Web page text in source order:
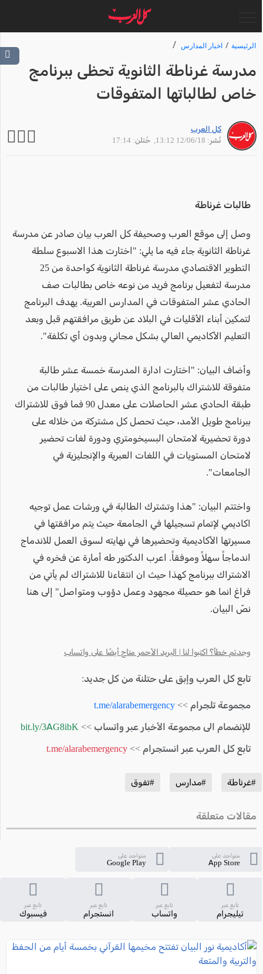
الرئيسية اخبار المدارس
مدرسة غرناطة الثانوية تحظى ببرنامج
خاص لطالباتها المتفوقات
كل العرب
نُشر: 12/06/18 13:12
, حُتلن: 17:14
طالبات غرناطة
وصل إلى موقع العرب وصحيفة كل العرب بيان صادر عن مدرسة
غرناطة الثانوية جاء فيه ما يلي: "اختارت هذا الاسبوع سلطة
التطوير الاقتصادي مدرسة غرناطة الثانوية كواحدة من 25
مدرسة لتفعيل برنامج فريد من نوعه خاص بطالبات صف
الحادي عشر المتفوقات في المدارس العربية. يهدف البرنامج
لتمكين أبناء الأقليات في البلاد عن طريق مرافقتهم قبل وبعد
التعليم الأكاديمي العالي بشكل مجاني وبدون أي تكلفة".
وأضاف البيان: "اختارت ادارة المدرسة خمسة عشر طالبة
متفوقة للاشتراك بالبرنامج الذي ينص على اختيار طالبات من
طبقة الحادي عشر الحاصلات على معدل 90 فما فوق للاشتراك
ببرنامج طويل الأمد، حيث تحصل كل مشتركة من خلاله على
دورة تحضيرية لامتحان البسيخومتري ودورة لغات تحضير
لامتحان المستويات في اللغات العبرية والإنجليزية في
الجامعات".
واختتم البيان: "هذا وتشترك الطالبة في ورشات عمل توجيه
اكاديمي لإتمام تسجيلها في الجامعة حيث يتم مرافقتها في
مسيرتها الأكاديمية وتحضيرها في نهايته لسوق العمل للاندماج
اندماجاً سهلاً وموفقاً. اعرب الدكتور طه أمارة عن فخره في
الاشتراك ببرنامج كهذا حيث ان انتقاءنا للاشتراك لم يأتي من
فراغ انما هو حصيلة مجهود وعمل دؤوب ومتواصل" إلى هنا
نصّ البيان.
وجدتم خطأ؟ اكتبوا لنا | البريد الأحمر متاح أيضًا على واتساب
تابع كل العرب وإبق على حتلنة من كل جديد:
مجموعة تلجرام >> t.me/alarabemergency
للإنضمام الى مجموعة الأخبار عبر واتساب >> bit.ly/3AG8ibK
تابع كل العرب عبر انستجرام >> t.me/alarabemergency
#غرناطة #مدارس #تفوق
مقالات متعلقة
متواجد على
App Store
متواجد على
Google Play
تابع عبر
تيليجرام
تابع عبر
واتساب
تابع عبر
انستجرام
تابع عبر
فيسبوك